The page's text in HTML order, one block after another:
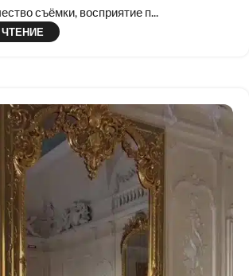
съёмки, восприятие п...